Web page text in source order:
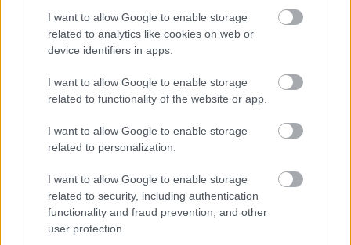
I want to allow Google to enable storage
related to analytics like cookies on web or
device identifiers in apps.
I want to allow Google to enable storage
related to functionality of the website or app.
I want to allow Google to enable storage
related to personalization.
I want to allow Google to enable storage
related to security, including authentication
functionality and fraud prevention, and other
user protection.
frizurához. Ma már talán nevetséges lenne, de neki
tökéletesen állt
Fotó: Leonard Mccombe / Europress / Getty
Jön még kép!